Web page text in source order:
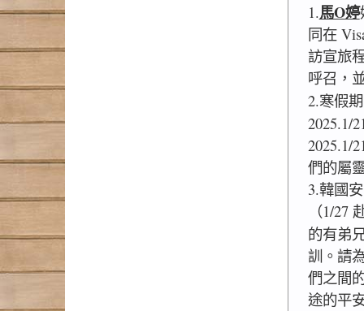
1.馬O婷
同在
訪宣旅
呼召，
2.寒假
2025.1/
2025.1/
們的屬
3.韓國
（1/27
的有弟
訓。請
們之間
途的平